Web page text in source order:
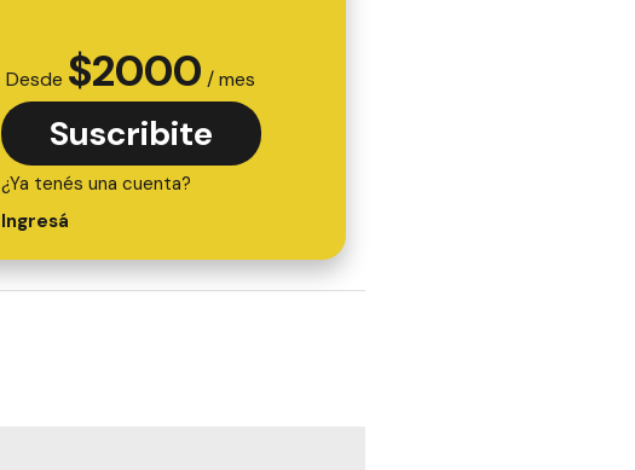
Desde $2000 / mes
Suscribite
¿Ya tenés una cuenta?
Ingresá